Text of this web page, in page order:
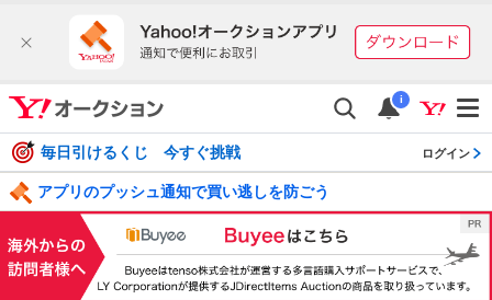
i
毎日引けるくじ 今すぐ挑戦 ログイン
アプリのプッシュ通知で買い逃しを防ごう